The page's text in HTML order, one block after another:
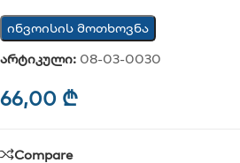
ინვოისის მოთხოვნა
არტიკული: 08-03-0030
66,00 ₾
Compare